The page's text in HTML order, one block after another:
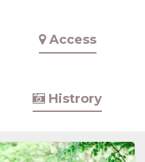
Access
Histrory